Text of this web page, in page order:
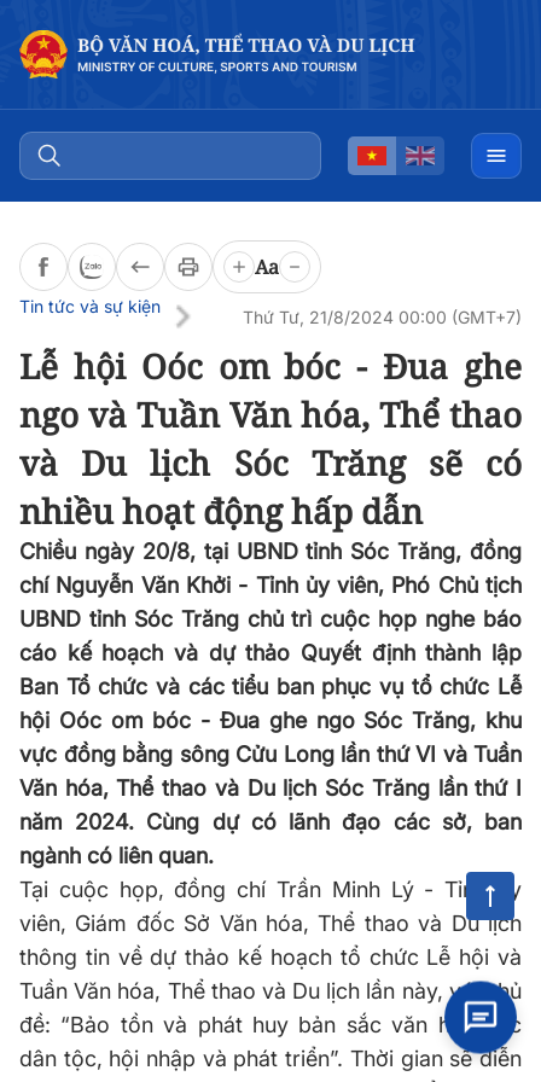
Aa
Tin tức và sự kiện
Thứ Tư, 21/8/2024 00:00 (GMT+7)
Lễ hội Oóc om bóc - Đua ghe
ngo và Tuần Văn hóa, Thể thao
và Du lịch Sóc Trăng sẽ có
nhiều hoạt động hấp dẫn
Chiều ngày 20/8, tại UBND tỉnh Sóc Trăng, đồng
chí Nguyễn Văn Khởi - Tỉnh ủy viên, Phó Chủ tịch
UBND tỉnh Sóc Trăng chủ trì cuộc họp nghe báo
cáo kế hoạch và dự thảo Quyết định thành lập
Ban Tổ chức và các tiểu ban phục vụ tổ chức Lễ
hội Oóc om bóc - Đua ghe ngo Sóc Trăng, khu
vực đồng bằng sông Cửu Long lần thứ VI và Tuần
Văn hóa, Thể thao và Du lịch Sóc Trăng lần thứ I
năm 2024. Cùng dự có lãnh đạo các sở, ban
ngành có liên quan.
Tại cuộc họp, đồng chí Trần Minh Lý - Tỉnh ủy
viên, Giám đốc Sở Văn hóa, Thể thao và Du lịch
thông tin về dự thảo kế hoạch tổ chức Lễ hội và
Tuần Văn hóa, Thể thao và Du lịch lần này, với chủ
đề: “Bảo tồn và phát huy bản sắc văn hóa các
dân tộc, hội nhập và phát triển”. Thời gian sẽ diễn
Đọc bài